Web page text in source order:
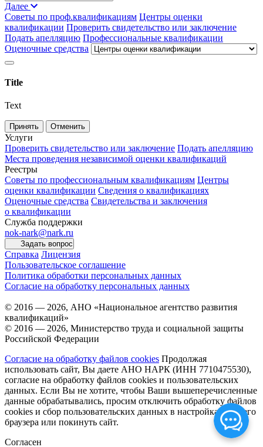
Далее
Советы по проф.квалификациям Центры оценки
квалификации Проверить свидетельство или заключение
Подать апелляцию Профессиональные квалификации
Оценочные средства
Title
Text
Принять Отменить
Услуги
Проверить свидетельство или заключение Подать апелляцию
Места проведения независимой оценки квалификаций
Реестры
Советы по профессиональным квалификациям Центры
оценки квалификации Сведения о квалификациях
Оценочные средства Свидетельства и заключения
о квалификации
Служба поддержки
nok-nark@nark.ru
Задать вопрос
Справка Лицензия
Пользовательское соглашение
Политика обработки персональных данных
Согласие на обработку персональных данных
© 2016 — 2026, АНО «Национальное агентство развития
квалификаций»
© 2016 — 2026, Министерство труда и социальной защиты
Российской Федерации
Согласие на обработку файлов cookies Продолжая
использовать сайт, Вы даете АНО НАРК (ИНН 7710475530),
согласие на обработку файлов cookies и пользовательских
данных. Если Вы не хотите, чтобы Ваши вышеперечисленные
данные обрабатывались, просим отключить обработку файлов
cookies и сбор пользовательских данных в настройках Вашего
браузера или покинуть сайт.
Согласен